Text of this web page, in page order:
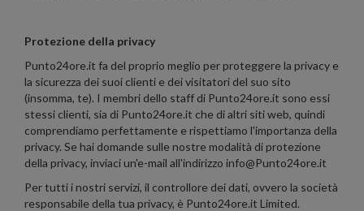
Protezione della privacy
Punto24ore.it fa del proprio meglio per proteggere la privacy e
la sicurezza dei suoi clienti e dei visitatori del suo sito
(insomma, te). I membri dello staff di Punto24ore.it sono essi
stessi clienti, sia di Punto24ore.it che di altri siti web, quindi
comprendiamo perfettamente e rispettiamo l'importanza della
privacy. Se hai domande sulle nostre modalità di protezione
della privacy, inviaci un'e-mail all'indirizzo info@Punto24ore.it
Per tutti i nostri servizi, il controllore dei dati, ovvero la società
responsabile della tua privacy, è Punto24ore.it Limited.